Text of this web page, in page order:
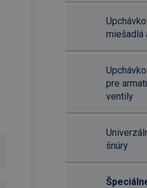
miešadlá
pre
ventily
šnúry